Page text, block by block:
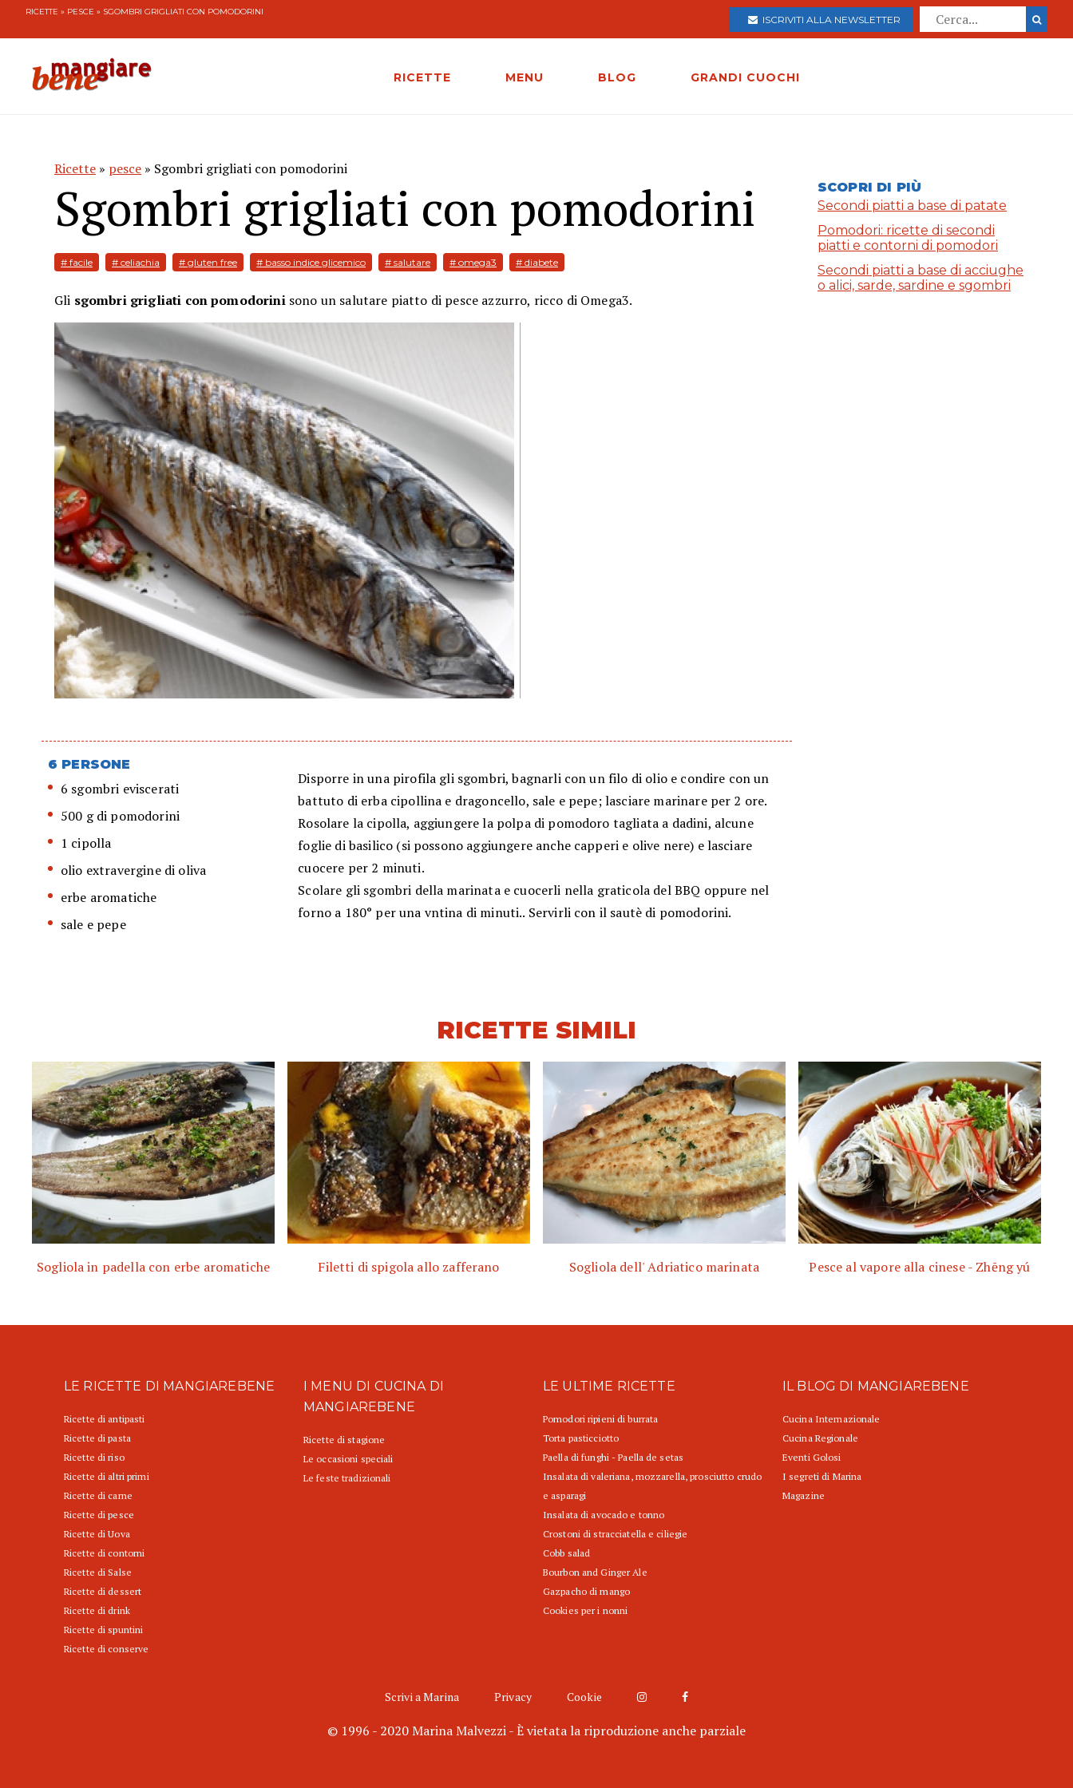
RICETTE » PESCE » SGOMBRI GRIGLIATI CON POMODORINI
ISCRIVITI ALLA NEWSLETTER
RICETTE MENU BLOG GRANDI CUOCHI
Ricette » pesce » Sgombri grigliati con pomodorini
Sgombri grigliati con pomodorini
# facile # celiachia # gluten free # basso indice glicemico # salutare # omega3 # diabete
Gli sgombri grigliati con pomodorini sono un salutare piatto di pesce azzurro, ricco di Omega3.
6 PERSONE
6 sgombri eviscerati
500 g di pomodorini
1 cipolla
olio extravergine di oliva
erbe aromatiche
sale e pepe
Disporre in una pirofila gli sgombri, bagnarli con un filo di olio e condire con un
battuto di erba cipollina e dragoncello, sale e pepe; lasciare marinare per 2 ore.
Rosolare la cipolla, aggiungere la polpa di pomodoro tagliata a dadini, alcune
foglie di basilico (si possono aggiungere anche capperi e olive nere) e lasciare
cuocere per 2 minuti.
Scolare gli sgombri della marinata e cuocerli nella graticola del BBQ oppure nel
forno a 180° per una vntina di minuti.. Servirli con il sautè di pomodorini.
SCOPRI DI PIÙ
Secondi piatti a base di patate
Pomodori: ricette di secondi
piatti e contorni di pomodori
Secondi piatti a base di acciughe
o alici, sarde, sardine e sgombri
RICETTE SIMILI
Sogliola in padella con erbe aromatiche Filetti di spigola allo zafferano Sogliola dell' Adriatico marinata Pesce al vapore alla cinese - Zhēng yú
LE RICETTE DI MANGIAREBENE
Ricette di antipasti
Ricette di pasta
Ricette di riso
Ricette di altri primi
Ricette di carne
Ricette di pesce
Ricette di Uova
Ricette di contorni
Ricette di Salse
Ricette di dessert
Ricette di drink
Ricette di spuntini
Ricette di conserve
I MENU DI CUCINA DI
MANGIAREBENE
Ricette di stagione
Le occasioni speciali
Le feste tradizionali
LE ULTIME RICETTE
Pomodori ripieni di burrata
Torta pasticciotto
Paella di funghi - Paella de setas
Insalata di valeriana, mozzarella, prosciutto crudo
e asparagi
Insalata di avocado e tonno
Crostoni di stracciatella e ciliegie
Cobb salad
Bourbon and Ginger Ale
Gazpacho di mango
Cookies per i nonni
IL BLOG DI MANGIAREBENE
Cucina Internazionale
Cucina Regionale
Eventi Golosi
I segreti di Marina
Magazine
Scrivi a Marina Privacy Cookie
© 1996 - 2020 Marina Malvezzi - È vietata la riproduzione anche parziale